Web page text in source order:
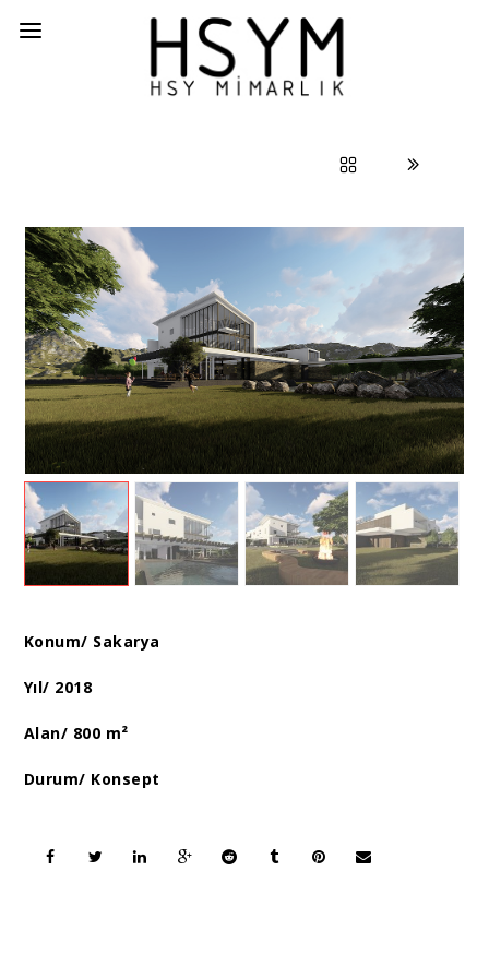
Konum/ Sakarya
Yıl/ 2018
Alan/ 800 m²
Durum/ Konsept